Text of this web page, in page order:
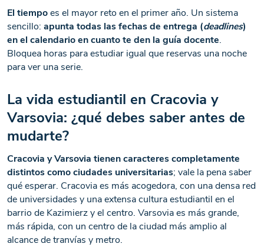
El tiempoes el mayor reto en el primer año. Un sistema
sencillo: apunta todas las fechas de entrega (deadlines)
en el calendario en cuanto te den la guía docente.
Bloquea horas para estudiar igual que reservas una noche
para ver una serie.
La vida estudiantil en Cracovia y
Varsovia: ¿qué debes saber antes de
mudarte?
Cracovia y Varsovia tienen caracteres completamente
distintos como ciudades universitarias; vale la pena saber
qué esperar. Cracovia es más acogedora, con una densa red
de universidades y una extensa cultura estudiantil en el
barrio de Kazimierz y el centro. Varsovia es más grande,
más rápida, con un centro de la ciudad más amplio al
alcance de tranvías y metro.